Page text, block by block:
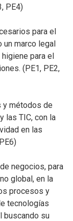
PE4)
para el
un marco legal
para el
(PE1, PE2,
y métodos de
las TIC, con la
en las
negocios, para
global, en la
procesos y
tecnologías
buscando su